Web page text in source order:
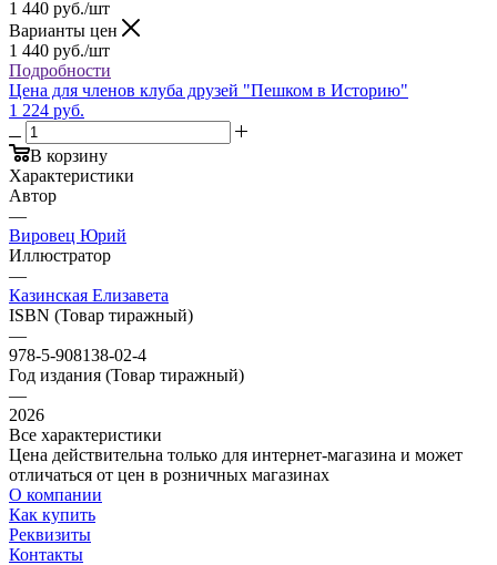
1 440 руб./шт
Варианты цен
1 440 руб./шт
Подробности
Цена для членов клуба друзей "Пешком в Историю"
1 224 руб.
В корзину
Характеристики
Автор
—
Вировец Юрий
Иллюстратор
—
Казинская Елизавета
ISBN (Товар тиражный)
—
978-5-908138-02-4
Год издания (Товар тиражный)
—
2026
Все характеристики
Цена действительна только для интернет-магазина и может
отличаться от цен в розничных магазинах
О компании
Как купить
Реквизиты
Контакты